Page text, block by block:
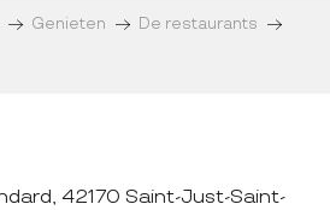
Genieten
De restaurants
42170 Saint-Just-Saint-